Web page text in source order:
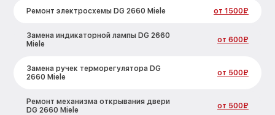
Ремонт электросхемы DG 2660 Miele от 1500₽
Замена индикаторной лампы DG 2660
Miele
от 600₽
Замена ручек терморегулятора DG
2660 Miele
от 500₽
Ремонт механизма открывания двери
DG 2660 Miele
от 500₽